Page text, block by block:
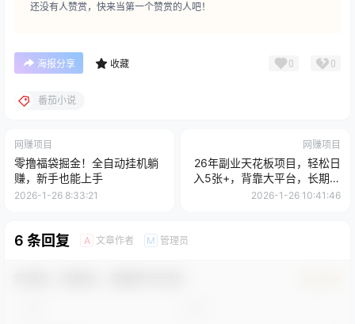
还没有人赞赏，快来当第一个赞赏的人吧！
海报分享 收藏 0 0
番茄小说
网赚项目
零撸福袋掘金！全自动挂机躺
赚，新手也能上手
2026-1-26 8:33:21
网赚项目
26年副业天花板项目，轻松日
入5张+，背靠大平台，长期稳
定，只需一部手机就可以操作
2026-1-26 10:41:46
6 条回复 A 文章作者 M 管理员